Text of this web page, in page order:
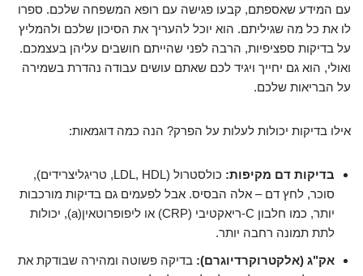
עם המידע שאספתם, קבעו פגישה עם רופא המשפחה שלכם. ספרו
לו את כל מה שגיליתם. הוא יוכל להעריך את הסיכון שלכם ולהמליץ
על בדיקות ספציפיות, הרבה לפני שהייתם חושבים עליהן בעצמכם.
ואולי, הוא גם יחייך ויגיד לכם שאתם עושים עבודה נהדרת בשמירה
על הבריאות שלכם.
אילו בדיקות יכולות לעלות על הפרק? הנה כמה דוגמאות:
בדיקות דם מקיפות:
כולסטרול (LDL, HDL, טריגליצרידים),
סוכר, לחץ דם – אלה הבסיס. אבל לפעמים גם בדיקות מורכבות
יותר, כמו חלבון C-ריאקטיבי (CRP) או ליפופרוטאין(a), יכולות
לתת תמונה רחבה יותר.
אק"ג (אלקטרוקרדיוגרם): בדיקה פשוטה ומהירה שבודקת את